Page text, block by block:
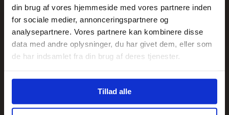
din brug af vores hjemmeside med vores partnere inden
for sociale medier, annonceringspartnere og
analysepartnere. Vores partnere kan kombinere disse
data med andre oplysninger, du har givet dem, eller som
de har indsamlet fra din brug af deres tjenester.
Tillad alle